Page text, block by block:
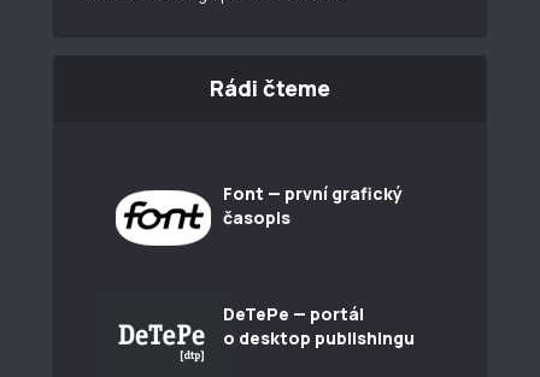
Rádi čteme
Font — první grafický
časopis
DeTePe — portál
o desktop publishingu